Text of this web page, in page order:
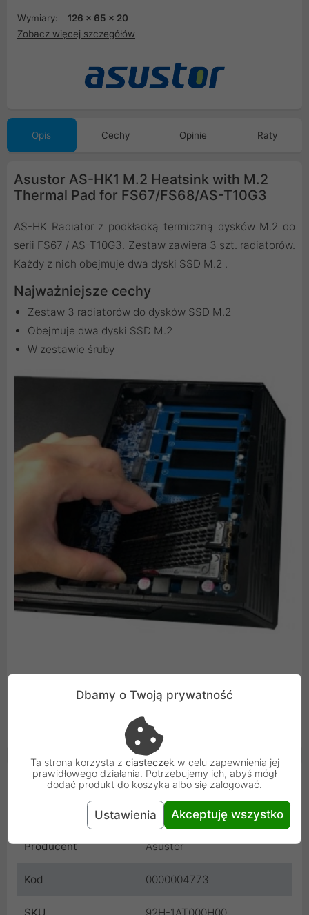
Wymiary:
126 x 65 x 20
Zobacz więcej szczegółów
Opis Cechy Opinie Raty
Asustor AS-HK1 M.2 Heatsink with M.2
Thermal Pad for FS67/FS68/AS-T10G3
AS-HK Radiator z podkładką termiczną dysków M.2 do
serii FS67 / AS-T10G3. Zestaw zawiera 3 szt. radiatorów.
Każdy z nich obejmuje dwa dyski SSD M.2 .
Najważniejsze cechy
Zestaw 3 radiatorów do dysków SSD M.2
Obejmuje dwa dyski SSD M.2
W zestawie śruby
Cechy produktu
126 x 65 x 20
Producent Asustor
Kod 0000004773
Dbamy o Twoją prywatność
Ta strona korzysta z ciasteczekw celu zapewnienia jej
prawidłowego działania. Potrzebujemy ich, abyś mógł
dodać produkt do koszyka albo się zalogować.
Ustawienia Akceptuję wszystko